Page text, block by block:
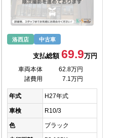
洛西店 中古車
支払総額69.9万円
車両本体
62.8万円
諸費用
7.1万円
年式 H27年式
車検 R10/3
色 ブラック